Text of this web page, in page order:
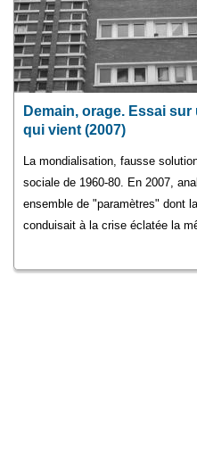
Demain, orage. Essai sur
qui vient (2007)
La mondialisation, fausse
sociale de 1960-80. En 2007,
ensemble de "paramètres" dont
conduisait à la crise éclatée la